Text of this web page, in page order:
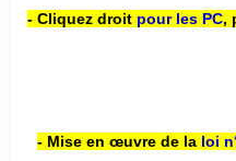
- Cliquez droit pour les PC,
- Mise en œuvre de la loi n